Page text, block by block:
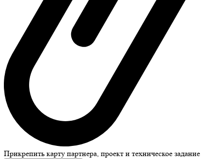
Прикрепить карту партнера, проект и техническое задание